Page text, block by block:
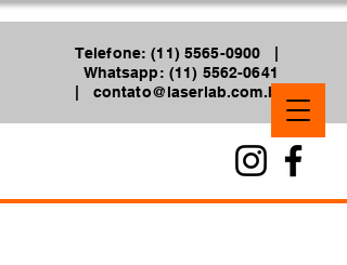
Telefone: (11) 5565-0900 |
Whatsapp: (11) 5562-0641
contato@laserlab.com.br